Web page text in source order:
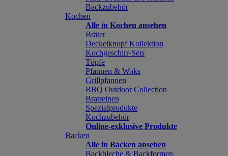
Backzubehör
Kochen
Alle in Kochen ansehen
Bräter
Deckelknopf Kollektion
Kochgeschirr-Sets
Töpfe
Pfannen & Woks
Grillpfannen
BBQ Outdoor Collection
Bratreinen
Spezialprodukte
Kochzubehör
Online-exklusive Produkte
Backen
Alle in Backen ansehen
Backbleche & Backformen